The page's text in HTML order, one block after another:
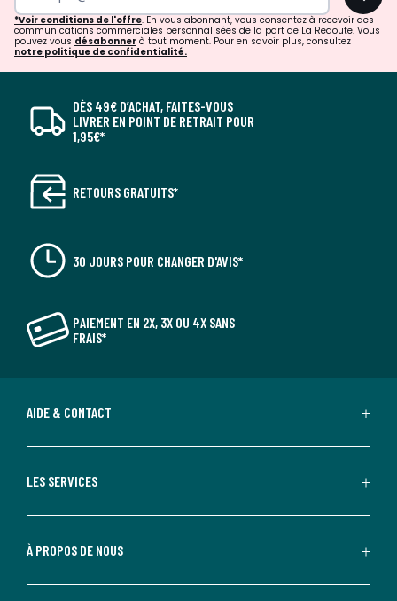
*Voir conditions de l'offre. En vous abonnant, vous consentez à recevoir des
communications commerciales personnalisées de la part de La Redoute. Vous
pouvez vous désabonner à tout moment. Pour en savoir plus, consultez
notre politique de confidentialité.
DÈS 49€ D’ACHAT, FAITES-VOUS
LIVRER EN POINT DE RETRAIT POUR
1,95€*
RETOURS GRATUITS*
30 JOURS POUR CHANGER D'AVIS*
PAIEMENT EN 2X, 3X OU 4X SANS
FRAIS*
AIDE & CONTACT
LES SERVICES
À PROPOS DE NOUS